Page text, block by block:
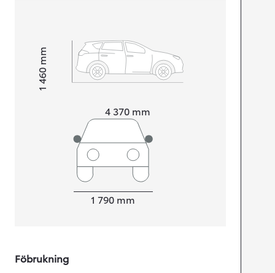
4 370 mm
Height1 460
mm
1 790 mm
Föbrukning